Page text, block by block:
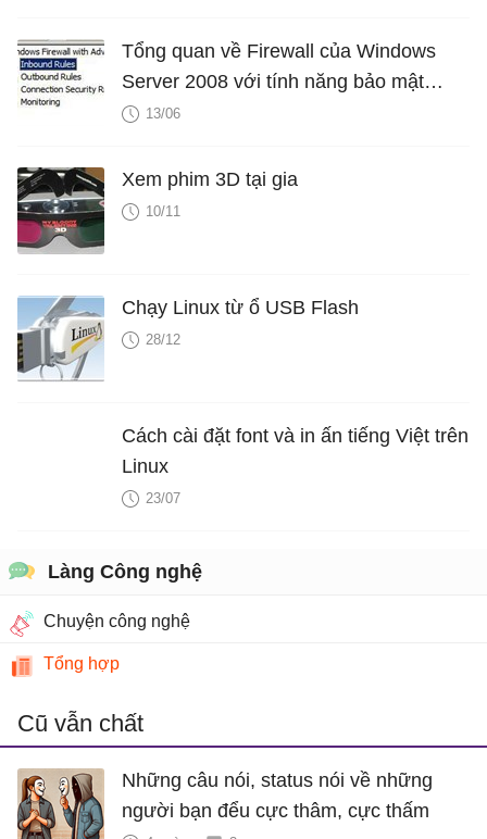
Tổng quan về Firewall của Windows
Server 2008 với tính năng bảo mật
nâng cao - Phần 2
13/06
Xem phim 3D tại gia
10/11
Chạy Linux từ ổ USB Flash
28/12
Cách cài đặt font và in ấn tiếng Việt trên
Linux
23/07
Làng Công nghệ
Chuyện công nghệ
Tổng hợp
Cũ vẫn chất
Những câu nói, status nói về những
người bạn đểu cực thâm, cực thấm